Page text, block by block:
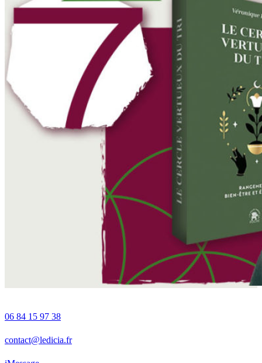
06 84 15 97 38
contact@ledicia.fr